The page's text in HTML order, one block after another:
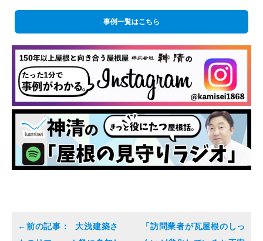
事例一覧はこちら
大浅建築さ
「訪問業者が瓦屋根のしっ